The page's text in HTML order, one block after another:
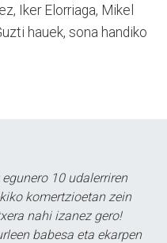
Iker Elorriaga, Mikel
hauek, sona handiko
10 udalerriren
komertzioetan zein
nahi izanez gero!
babesa eta ekarpen